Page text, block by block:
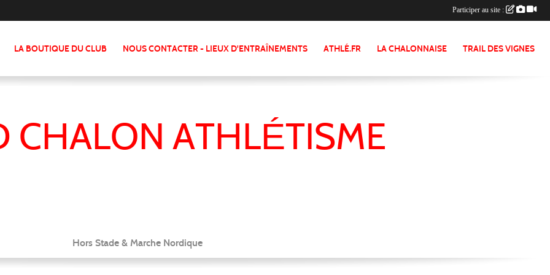
LA BOUTIQUE DU CLUB NOUS CONTACTER - LIEUX D'ENTRAÎNEMENTS ATHLÉ.FR LA CHALONNAISE TRAIL DES VIGNES
CHALON ATHLÉTISME
Hors Stade & Marche Nordique
Participer au site :